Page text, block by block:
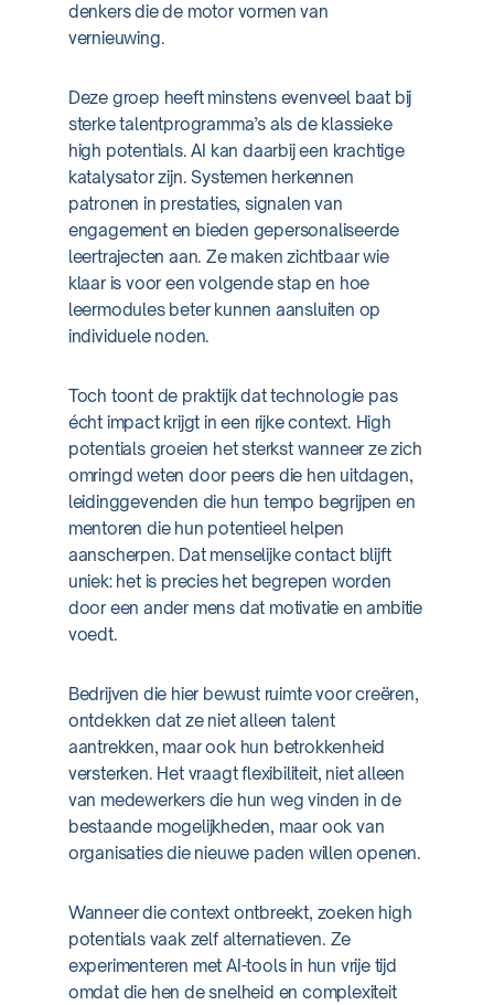
denkers die de motor vormen van
vernieuwing.
Deze groep heeft minstens evenveel baat bij
sterke talentprogramma’s als de klassieke
high potentials. AI kan daarbij een krachtige
katalysator zijn. Systemen herkennen
patronen in prestaties, signalen van
engagement en bieden gepersonaliseerde
leertrajecten aan. Ze maken zichtbaar wie
klaar is voor een volgende stap en hoe
leermodules beter kunnen aansluiten op
individuele noden.
Toch toont de praktijk dat technologie pas
écht impact krijgt in een rijke context. High
potentials groeien het sterkst wanneer ze zich
omringd weten door peers die hen uitdagen,
leidinggevenden die hun tempo begrijpen en
mentoren die hun potentieel helpen
aanscherpen. Dat menselijke contact blijft
uniek: het is precies het begrepen worden
door een ander mens dat motivatie en ambitie
voedt.
Bedrijven die hier bewust ruimte voor creëren,
ontdekken dat ze niet alleen talent
aantrekken, maar ook hun betrokkenheid
versterken. Het vraagt flexibiliteit, niet alleen
van medewerkers die hun weg vinden in de
bestaande mogelijkheden, maar ook van
organisaties die nieuwe paden willen openen.
Wanneer die context ontbreekt, zoeken high
potentials vaak zelf alternatieven. Ze
experimenteren met AI-tools in hun vrije tijd
omdat die hen de snelheid en complexiteit